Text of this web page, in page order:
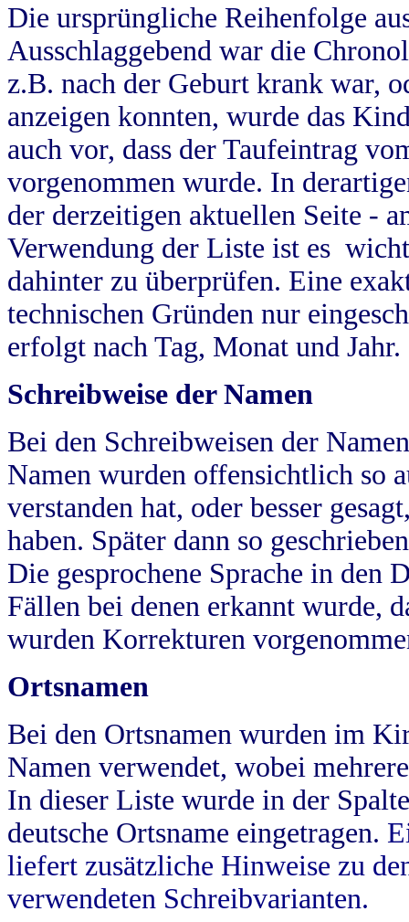
Die ursprüngliche Reihenfolge
Ausschlaggebend war die
z.B. nach der Geburt krank war,
anzeigen konnten, wurde das
auch vor, dass der Taufeintrag
vorgenommen wurde. In
der derzeitigen aktuellen Seite -
Verwendung der Liste ist es
dahinter zu überprüfen. Eine
technischen Gründen nur
erfolgt nach Tag, Monat und Jahr.
Schreibweise der Namen
Bei den Schreibweisen der
Namen wurden offensichtlich so
verstanden hat, oder besser
haben. Später dann so
Die gesprochene Sprache in
Fällen bei denen erkannt wurde,
wurden Korrekturen
Ortsnamen
Bei den Ortsnamen wurden im
Namen verwendet, wobei
In dieser Liste wurde in der
deutsche Ortsname eingetragen.
liefert zusätzliche Hinweise zu
verwendeten Schreibvarianten.